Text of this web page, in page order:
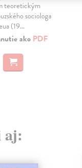
teoretickým
sociologa
(19...
ako PDF
aj: